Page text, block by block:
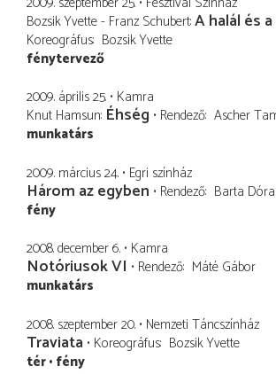
Bozsik Yvette - Franz Schubert A halál és
Koreográfus Bozsik Yvette
fénytervező
2009. április 25. Kamra
Knut Hamsun Éhség Rendező Ascher
munkatárs
2009. március 24. Egri színház
Három az egyben Rendező Barta Dóra
fény
2008. december 6. Kamra
Notóriusok VI Rendező Máté Gábor
munkatárs
2008. szeptember 20. Nemzeti Táncszínház
Traviata Koreográfus Bozsik Yvette
tér fény